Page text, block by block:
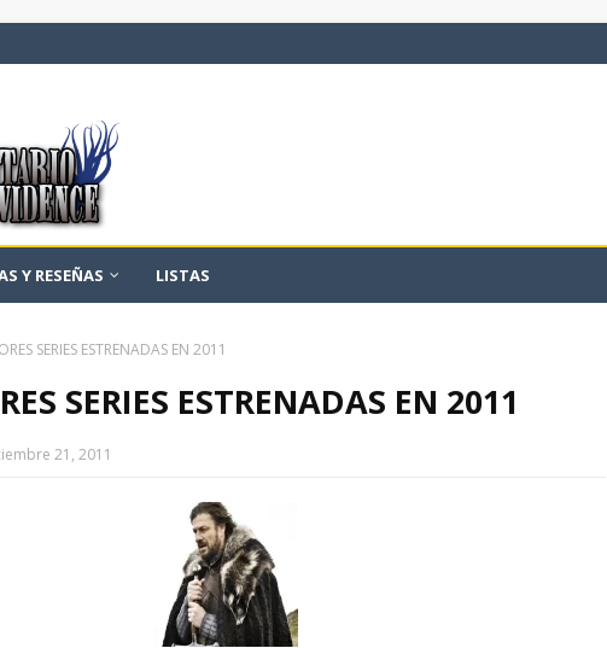
Y RESEÑAS LISTAS
SERIES ESTRENADAS EN 2011
SERIES ESTRENADAS EN 2011
21, 2011